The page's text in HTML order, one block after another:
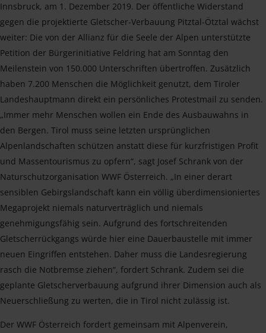
Innsbruck, am 1. Dezember 2019. Der öffentliche Widerstand
gegen die projektierte Gletscher-Verbauung Pitztal-Ötztal wächst
weiter: Die von der Allianz für die Seele der Alpen unterstützte
Petition der Bürgerinitiative Feldring hat am Sonntag den
Meilenstein von 150.000 Unterschriften übertroffen. Zusätzlich
haben 7.200 Menschen die Möglichkeit genutzt, dem Tiroler
Landeshauptmann direkt ein persönliches Protestmail zu senden.
„Immer mehr Menschen wollen ein Ende des Ausbauwahns in
den Bergen. Tirol muss seine letzten ursprünglichen
Alpenlandschaften schützen anstatt diese für kurzfristigen Profit
und Massentourismus zu opfern“, sagt Josef Schrank von der
Naturschutzorganisation WWF Österreich. „In einer derart
sensiblen Gebirgslandschaft kann ein völlig überdimensioniertes
Megaprojekt niemals naturverträglich und niemals
genehmigungsfähig sein. Aufgrund des fortschreitenden
Gletscherrückgangs würde hier eine Dauerbaustelle mit immer
neuen Eingriffen entstehen. Daher muss die Landesregierung
rasch die Notbremse ziehen“, fordert Schrank. Zudem sei die
geplante Gletscherverbauung aufgrund ihrer Dimension auch als
Neuerschließung zu werten, die in Tirol nicht zulässig ist.
Der WWF Österreich fordert gemeinsam mit Alpenverein,